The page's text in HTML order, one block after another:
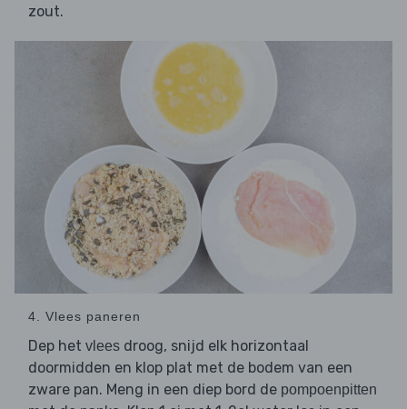
zout.
4. Vlees paneren
Dep het vlees droog, snijd elk horizontaal
doormidden en klop plat met de bodem van een
zware pan. Meng in een diep bord de pompoenpitten